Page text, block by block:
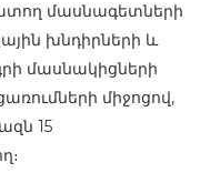
մասնագետների
խնդիրների և
մասնակիցների
միջոցով,
15